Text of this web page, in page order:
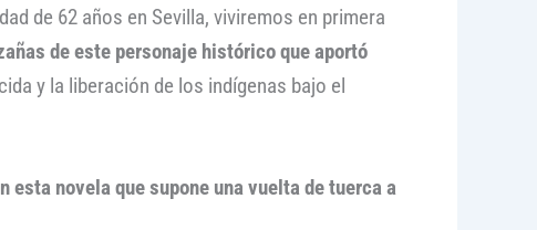
de 62 años en Sevilla, viviremos en primera
de este personaje histórico que aportó
y la liberación de los indígenas bajo el
esta novela que supone una vuelta de tuerca a